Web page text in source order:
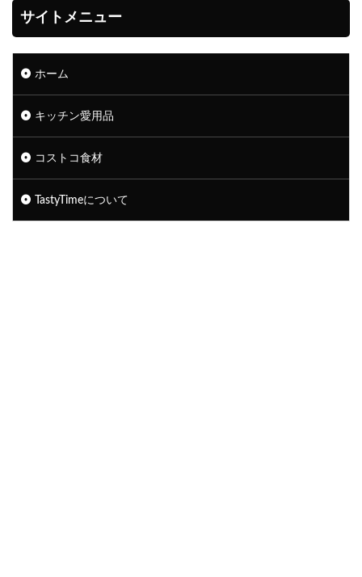
サイトメニュー
ホーム
キッチン愛用品
コストコ食材
TastyTimeについて